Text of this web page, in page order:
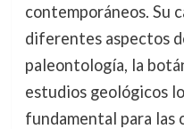
contemporáneos. Su
diferentes aspectos
paleontología, la
estudios geológicos
fundamental para las